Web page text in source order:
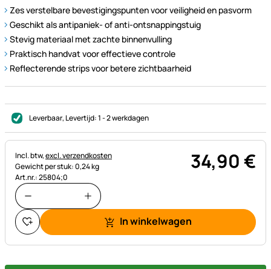
Zes verstelbare bevestigingspunten voor veiligheid en pasvorm
Geschikt als antipaniek- of anti-ontsnappingstuig
Stevig materiaal met zachte binnenvulling
Praktisch handvat voor effectieve controle
Reflecterende strips voor betere zichtbaarheid
Leverbaar, Levertijd:1 - 2 werkdagen
Belastinginformatie:
Incl. btw,excl. verzendkosten
Gewicht per stuk: 0,24 kg
Art.nr.: 25804;0
34,90€
In winkelwagen